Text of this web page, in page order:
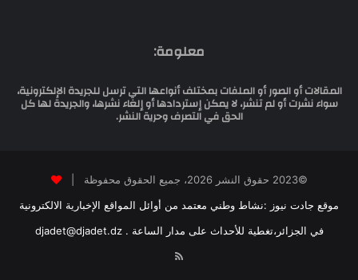
معلومة:
المقالات أو الصور أو الملفات بمختلف أنواعها التي ترسل للجريدة الإلكترونية،
سواء نشرت أو لم تنشر، لا يمكن إستردادها أو إلغاء نشرها، والجريدة لها كل
الحق في التصرف وحرية النشر.
©2023 حقوق النشر 2026، جميع الحقوق محفوظة |
موقع جادت نيوز :نشاط وطني معتمد من أوائل المواقع الإخبارية الالكترونية
في الجزائر،تغطية للأحداث على مدار الساعة . djadet@djadet.dz
RSS